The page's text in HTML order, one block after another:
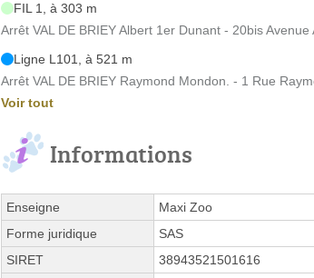
FIL 1, à 303 m
Arrêt VAL DE BRIEY Albert 1er Dunant - 20bis Avenue
Ligne L101, à 521 m
Arrêt VAL DE BRIEY Raymond Mondon. - 1 Rue
Voir tout
Informations
Enseigne
Maxi Zoo
Forme juridique
SAS
SIRET
38943521501616